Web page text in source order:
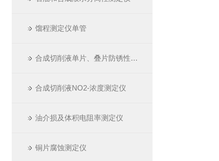
馏程测定仪单管
合成切削液单片、叠片防锈性测定仪
合成切削液NO2-浓度测定仪
油介损及体积电阻率测定仪
铜片腐蚀测定仪